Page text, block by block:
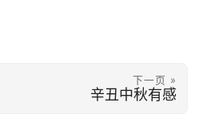
下一页 »
辛丑中秋有感